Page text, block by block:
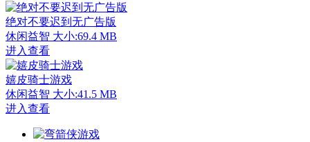
绝对不要迟到无广告版
休闲益智 大小:69.4 MB
进入查看
嬉皮骑士游戏
休闲益智 大小:41.5 MB
进入查看